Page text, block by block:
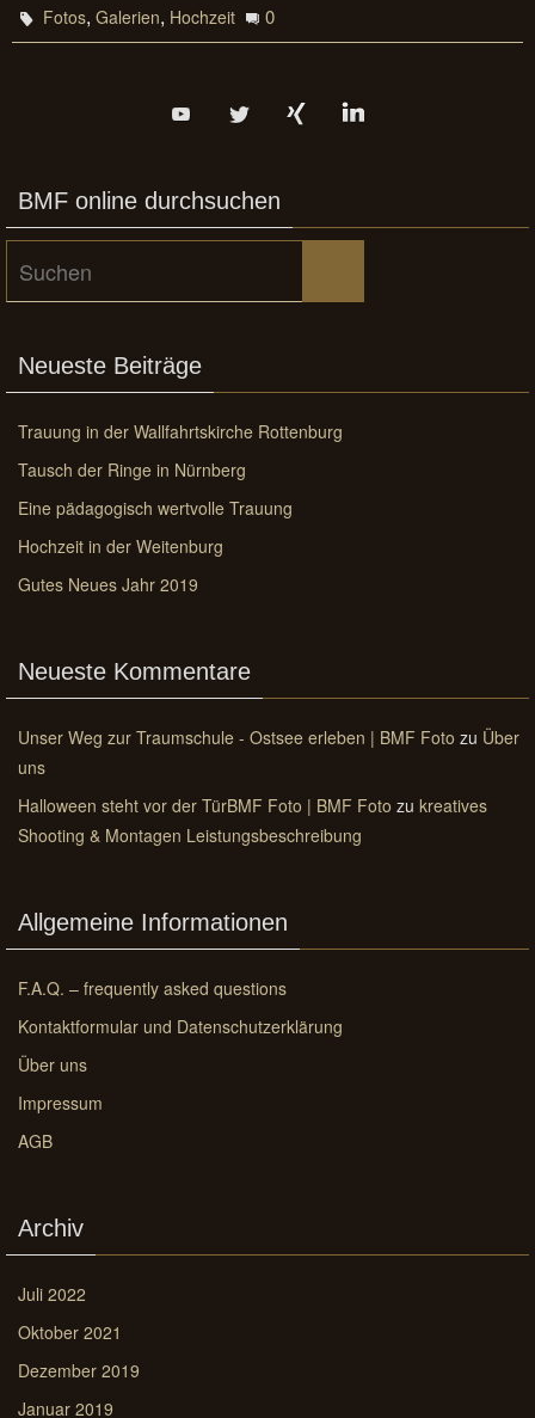
Fotos,Galerien, Hochzeit 0
BMF online durchsuchen
Neueste Beiträge
Trauung in der Wallfahrtskirche Rottenburg
Tausch der Ringe in Nürnberg
Eine pädagogisch wertvolle Trauung
Hochzeit in der Weitenburg
Gutes Neues Jahr 2019
Neueste Kommentare
Unser Weg zur Traumschule - Ostsee erleben | BMF Foto zu Über
uns
Halloween steht vor der TürBMF Foto | BMF Foto zu kreatives
Shooting & Montagen Leistungsbeschreibung
Allgemeine Informationen
F.A.Q. – frequently asked questions
Kontaktformular und Datenschutzerklärung
Über uns
Impressum
AGB
Archiv
Juli 2022
Oktober 2021
Dezember 2019
Januar 2019